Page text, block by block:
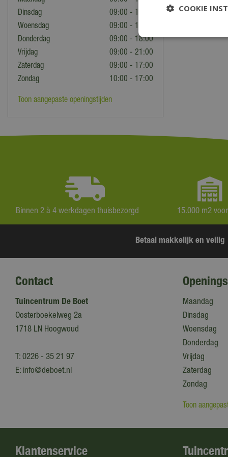
Dinsdag
09:00 - 18:00
Woensdag
09:00 - 18:00
Donderdag
09:00 - 18:00
Vrijdag
09:00 - 21:00
Zaterdag
09:00 - 17:00
Zondag
10:00 - 17:00
Toon aangepaste openingstijden
Binnen 2 à 4 werkdagen thuisbezorgd 15.000 m2
Betaal makkelijk en veilig
Contact
Tuincentrum De Boet
Oosterboekelweg 2a
1718 LN Hoogwoud
T: 0226 - 35 21 97
E: info@deboet.nl
Maandag
Dinsdag
Woensdag
Donderdag
Vrijdag
Zaterdag
Zondag
Toon
Klantenservice
COOKIE